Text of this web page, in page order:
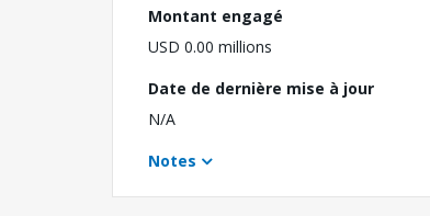
Montant engagé
USD 0.00 millions
Date de dernière mise à jour
N/A
Notes